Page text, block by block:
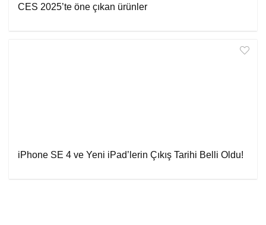
CES 2025’te öne çıkan ürünler
iPhone SE 4 ve Yeni iPad’lerin Çıkış Tarihi Belli Oldu!